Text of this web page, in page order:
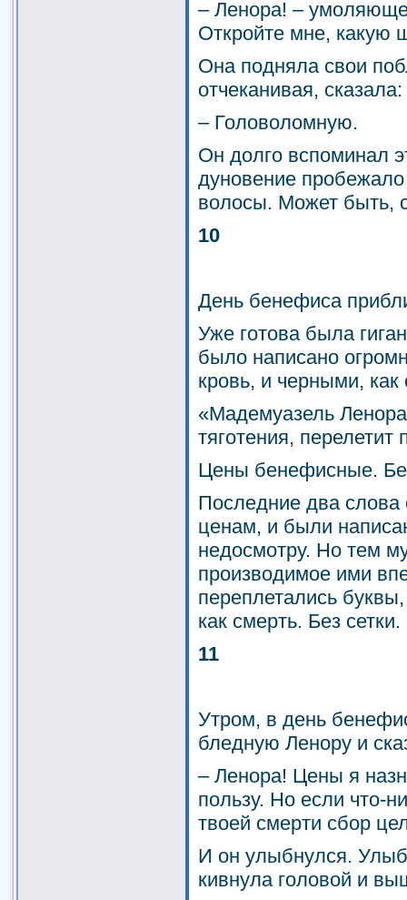
– Ленора! –
Откройте мне, какую
Она подняла свои
отчеканивая, сказала:
– Головоломную.
Он долго вспоминал
дуновение
волосы. Может быть,
10
День бенефиса
Уже готова была
было написано
кровь, и черными, как
«Мадемуазель
тяготения, перелетит
Цены бенефисные.
Последние два слова
ценам, и были
недосмотру. Но тем
производимое ими
переплетались
как смерть. Без сетки.
11
Утром, в день
бледную Ленору и
– Ленора! Цены я
пользу. Но если что-
твоей смерти сбор
И он улыбнулся.
кивнула головой и